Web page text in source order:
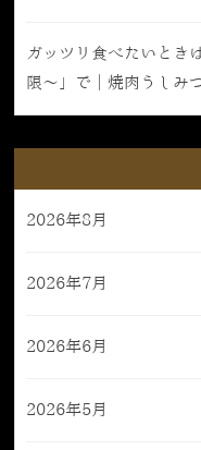
ガッツリ食べたいとき
限〜」で｜焼肉うし
2026年8月
2026年7月
2026年6月
2026年5月